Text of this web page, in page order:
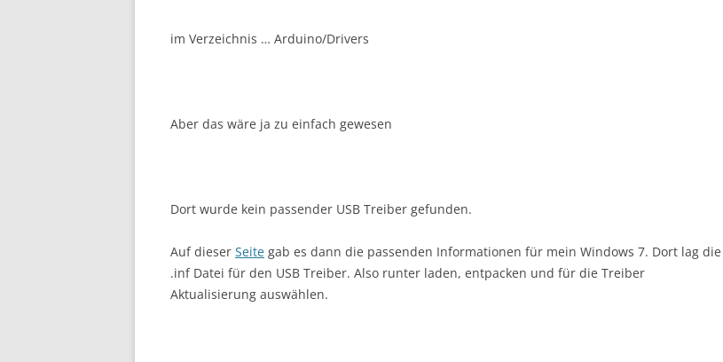
im Verzeichnis … Arduino/Drivers
Aber das wäre ja zu einfach gewesen
Dort wurde kein passender USB Treiber gefunden.
Auf dieser Seite gab es dann die passenden Informationen für mein Windows 7. Dort lag die
.inf Datei für den USB Treiber. Also runter laden, entpacken und für die Treiber
Aktualisierung auswählen.